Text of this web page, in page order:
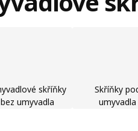
skříňky
bez umyvadla
Skříňky
umyvadla